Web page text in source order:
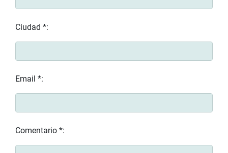
Ciudad *:
Email *:
Comentario *: